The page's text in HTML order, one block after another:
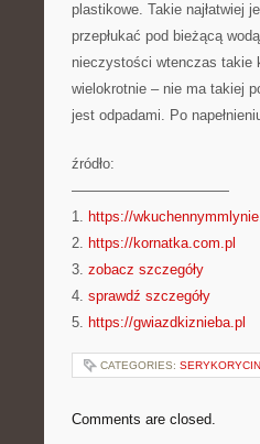
plastikowe. Takie najłatwiej
przepłukać pod bieżącą
nieczystości wtenczas takie
wielokrotnie – nie ma takiej
jest odpadami. Po
źródło:
———————————
1. https://
2. https://kornatka.com.pl
3. zobacz szczegóły
4. sprawdź szczegóły
5. https://gwiazdkiznieba.pl
CATEGORIES:
Comments are closed.